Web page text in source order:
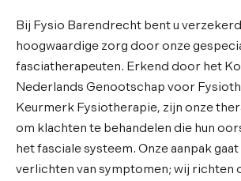
Bij Fysio Barendrecht bent u
hoogwaardige zorg door onze
fasciatherapeuten. Erkend door het
Nederlands Genootschap voor
Keurmerk Fysiotherapie, zijn onze
om klachten te behandelen die hun
het fasciale systeem. Onze aanpak
verlichten van symptomen; wij richten